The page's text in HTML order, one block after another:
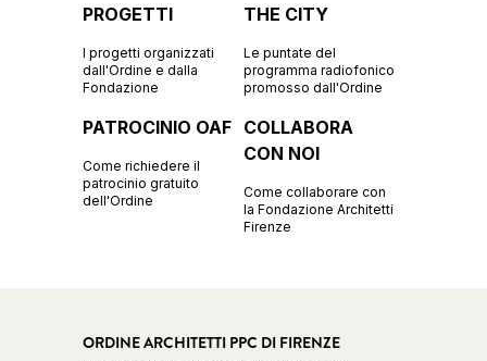
PROGETTI
I progetti organizzati
dall'Ordine e dalla
Fondazione
THE CITY
Le puntate del
programma radiofonico
promosso dall'Ordine
PATROCINIO OAF
Come richiedere il
patrocinio gratuito
dell'Ordine
COLLABORA
CON NOI
Come collaborare con
la Fondazione Architetti
Firenze
ORDINE ARCHITETTI PPC DI FIRENZE